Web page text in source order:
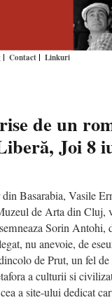
Contact Linkuri
de un
Joi 8
Basarabia, Vasile
de Arta din Cluj,
Sorin Antohi,
nu anevoie, de
de Prut, un fel
a culturii si
a site-ului dedicat